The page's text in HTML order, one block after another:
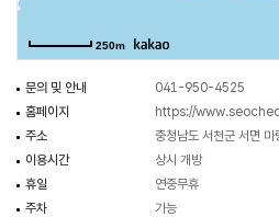
250m
문의 및 안내
041-950-4525
홈페이지
https://
주소
충청남도 서천군 서면
이용시간
상시 개방
휴일
연중무휴
주차
가능